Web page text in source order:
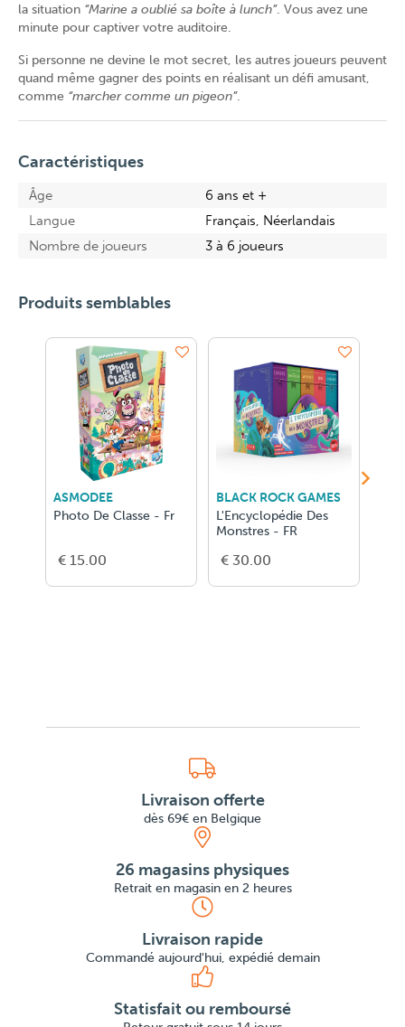
la situation “Marine a oublié sa boîte à lunch”. Vous avez une
minute pour captiver votre auditoire.
Si personne ne devine le mot secret, les autres joueurs peuvent
quand même gagner des points en réalisant un défi amusant,
comme “marcher comme un pigeon”.
Caractéristiques
Âge
6 ans et +
Langue
Français, Néerlandais
Nombre de joueurs
3 à 6 joueurs
Produits semblables
ASMODEE
Photo De Classe - Fr
€ 15.00
BLACK ROCK GAMES
L'Encyclopédie Des
Monstres - FR
€ 30.00
Livraison offerte
dès 69€ en Belgique
26 magasins physiques
Retrait en magasin en 2 heures
Livraison rapide
Commandé aujourd'hui, expédié demain
Statisfait ou remboursé